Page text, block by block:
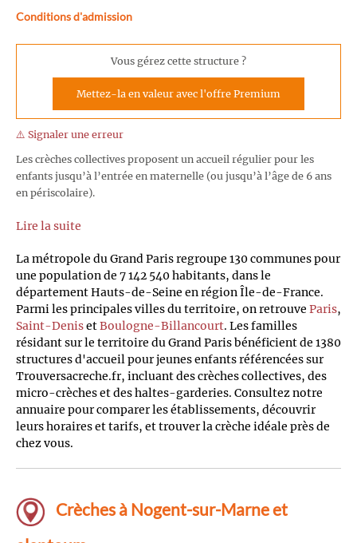
Conditions d'admission
Vous gérez cette structure ?
Mettez-la en valeur avec l'offre Premium
⚠️ Signaler une erreur
Les crèches collectives proposent un accueil régulier pour les
enfants jusqu’à l’entrée en maternelle (ou jusqu’à l’âge de 6 ans
en périscolaire).
Lire la suite
La métropole du Grand Paris regroupe 130 communes pour
une population de 7 142 540 habitants, dans le
département Hauts-de-Seine en région Île-de-France.
Parmi les principales villes du territoire, on retrouve Paris,
Saint-DenisetBoulogne-Billancourt. Les familles
résidant sur le territoire du Grand Paris bénéficient de 1380
structures d'accueil pour jeunes enfants référencées sur
Trouversacreche.fr, incluant des crèches collectives, des
micro-crèches et des haltes-garderies. Consultez notre
annuaire pour comparer les établissements, découvrir
leurs horaires et tarifs, et trouver la crèche idéale près de
chez vous.
Crèches à Nogent-sur-Marne et